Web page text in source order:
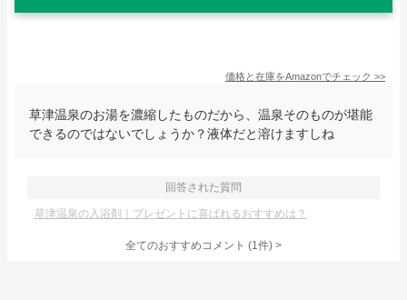
価格と在庫をAmazonでチェック >>
草津温泉のお湯を濃縮したものだから、温泉そのものが堪能
できるのではないでしょうか？液体だと溶けますしね
回答された質問
草津温泉の入浴剤｜プレゼントに喜ばれるおすすめは？
全てのおすすめコメント (1件) >